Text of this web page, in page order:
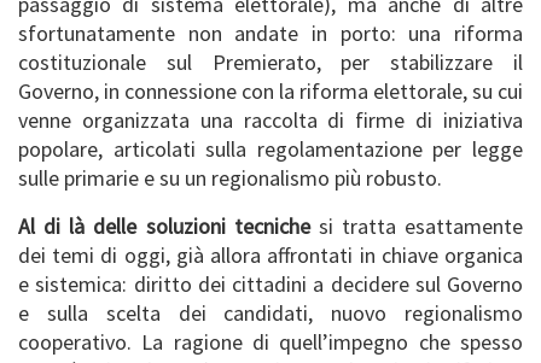
sfortunatamente non andate in porto: una riforma
costituzionale sul Premierato, per stabilizzare il
Governo, in connessione con la riforma elettorale, su cui
venne organizzata una raccolta di firme di iniziativa
popolare, articolati sulla regolamentazione per legge
sulle primarie e su un regionalismo più robusto.
Al di là delle soluzioni tecnichesi tratta esattamente
dei temi di oggi, già allora affrontati in chiave organica
e sistemica: diritto dei cittadini a decidere sul Governo
e sulla scelta dei candidati, nuovo regionalismo
cooperativo. La ragione di quell’impegno che spesso